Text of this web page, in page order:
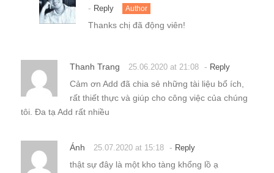
- Reply Author
Thanks chị đã động viên!
Thanh Trang 25.06.2020 at 21:08 - Reply
Cảm ơn Add đã chia sẻ những tài liệu bổ ích,
rất thiết thực và giúp cho công việc của chúng
tôi. Đa tạ Add rất nhiều
Ánh 25.07.2020 at 15:18 - Reply
thật sự đây là một kho tàng khổng lồ ạ